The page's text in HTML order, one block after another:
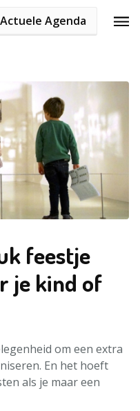
Actuele Agenda
feestje
je kind of
om een extra
En het hoeft
als je maar een